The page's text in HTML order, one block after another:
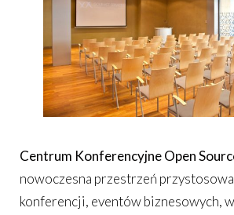
Centrum Konferencyjne Open
nowoczesna przestrzeń
konferencji, eventów biznesowych,